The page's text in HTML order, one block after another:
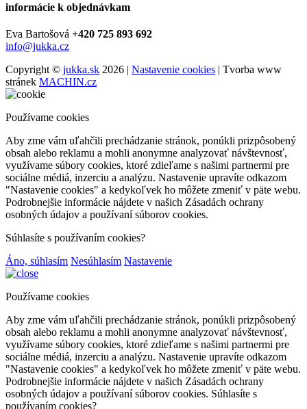
informácie k objednávkam
Eva Bartošová +420 725 893 692
info@jukka.cz
Copyright © jukka.sk 2026 | Nastavenie cookies | Tvorba www
stránek MACHIN.cz
Používame cookies
Aby zme vám uľahčili prechádzanie stránok, ponúkli prizpôsobený
obsah alebo reklamu a mohli anonymne analyzovať návštevnosť,
využívame súbory cookies, ktoré zdieľame s našimi partnermi pre
sociálne médiá, inzerciu a analýzu. Nastavenie upravíte odkazom
"Nastavenie cookies" a kedykoľvek ho môžete zmeniť v päte webu.
Podrobnejšie informácie nájdete v našich Zásadách ochrany
osobných údajov a používaní súborov cookies.
Súhlasíte s používaním cookies?
Áno, súhlasím Nesúhlasím Nastavenie
Používame cookies
Aby zme vám uľahčili prechádzanie stránok, ponúkli prizpôsobený
obsah alebo reklamu a mohli anonymne analyzovať návštevnosť,
využívame súbory cookies, ktoré zdieľame s našimi partnermi pre
sociálne médiá, inzerciu a analýzu. Nastavenie upravíte odkazom
"Nastavenie cookies" a kedykoľvek ho môžete zmeniť v päte webu.
Podrobnejšie informácie nájdete v našich Zásadách ochrany
osobných údajov a používaní súborov cookies. Súhlasíte s
používaním cookies?